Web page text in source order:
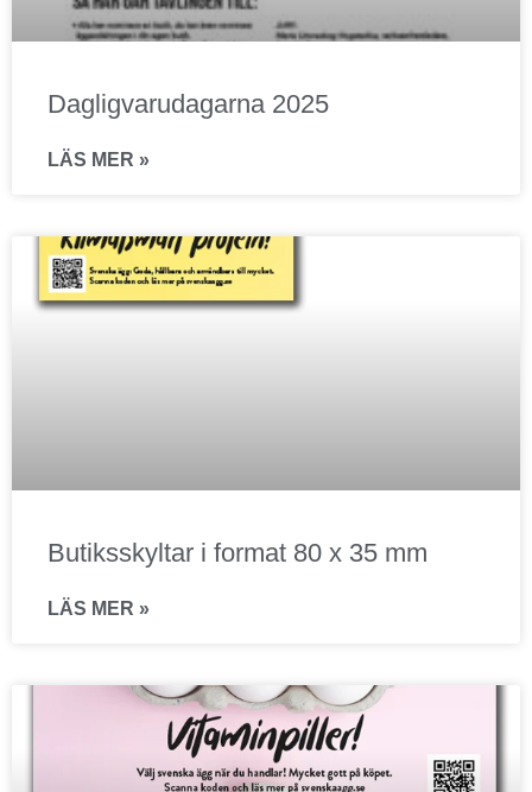
Dagligvarudagarna 2025
LÄS MER »
Butiksskyltar i format 80 x 35 mm
LÄS MER »